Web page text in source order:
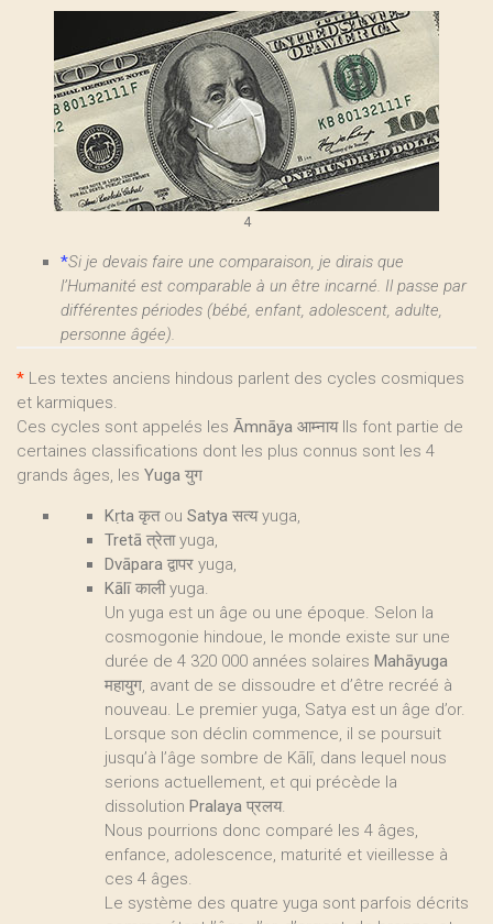
4
*Si je devais faire une comparaison, je dirais que
l’Humanité est comparable à un être incarné. Il passe par
différentes périodes (bébé, enfant, adolescent, adulte,
personne âgée).
* Les textes anciens hindous parlent des cycles cosmiques
et karmiques.
Ces cycles sont appelés les Āmnāya आम्नाय Ils font partie de
certaines classifications dont les plus connus sont les 4
grands âges, les Yuga युग
Kṛta कृत ou Satya सत्य yuga,
Tretā त्रेता yuga,
Dvāpara द्वापर yuga,
Kālīकाली yuga.
Un yuga est un âge ou une époque. Selon la
cosmogonie hindoue, le monde existe sur une
durée de 4 320 000 années solaires Mahāyuga
महायुग, avant de se dissoudre et d’être recréé à
nouveau. Le premier yuga, Satya est un âge d’or.
Lorsque son déclin commence, il se poursuit
jusqu’à l’âge sombre de Kālī, dans lequel nous
serions actuellement, et qui précède la
dissolution Pralaya प्रलय.
Nous pourrions donc comparé les 4 âges,
enfance, adolescence, maturité et vieillesse à
ces 4 âges.
Le système des quatre yuga sont parfois décrits